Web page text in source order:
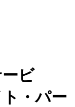
ビ
ト・パー